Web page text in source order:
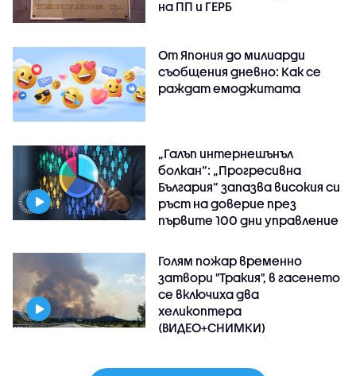
на ПП и ГЕРБ
От Япония до милиарди
съобщения дневно: Как се
раждат емоджитата
„Галъп интернешънъл
болкан“: „Прогресивна
България“ запазва високия си
ръст на доверие през
първите 100 дни управление
Голям пожар временно
затвори "Тракия", в гасенето
се включиха два
хеликоптера
(ВИДЕО+СНИМКИ)